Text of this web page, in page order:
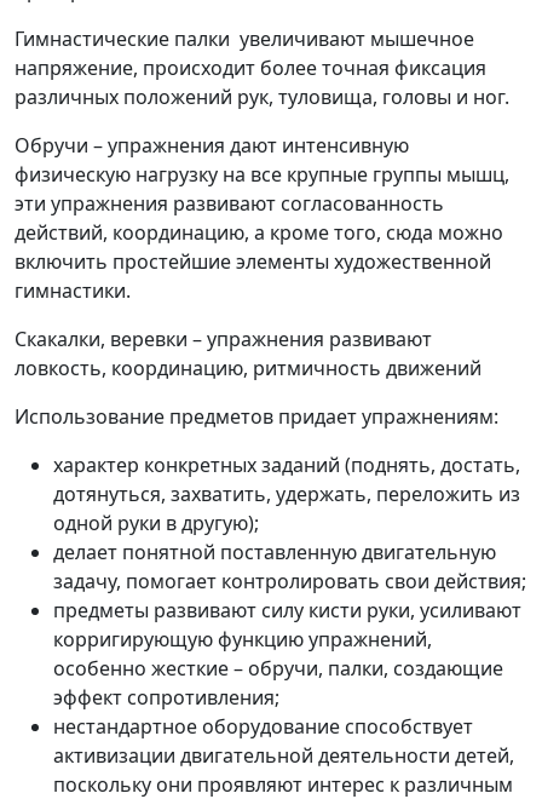
Гимнастические палки увеличивают мышечное
напряжение, происходит более точная фиксация
различных положений рук, туловища, головы и ног.
Обручи – упражнения дают интенсивную
физическую нагрузку на все крупные группы мышц,
эти упражнения развивают согласованность
действий, координацию, а кроме того, сюда можно
включить простейшие элементы художественной
гимнастики.
Скакалки, веревки – упражнения развивают
ловкость, координацию, ритмичность движений
Использование предметов придает упражнениям:
характер конкретных заданий (поднять, достать,
дотянуться, захватить, удержать, переложить из
одной руки в другую);
делает понятной поставленную двигательную
задачу, помогает контролировать свои действия;
предметы развивают силу кисти руки, усиливают
корригирующую функцию упражнений,
особенно жесткие – обручи, палки, создающие
эффект сопротивления;
нестандартное оборудование способствует
активизации двигательной деятельности детей,
поскольку они проявляют интерес к различным